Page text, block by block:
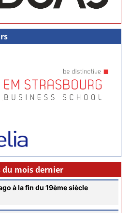
du mois dernier
à la fin du 19ème siècle